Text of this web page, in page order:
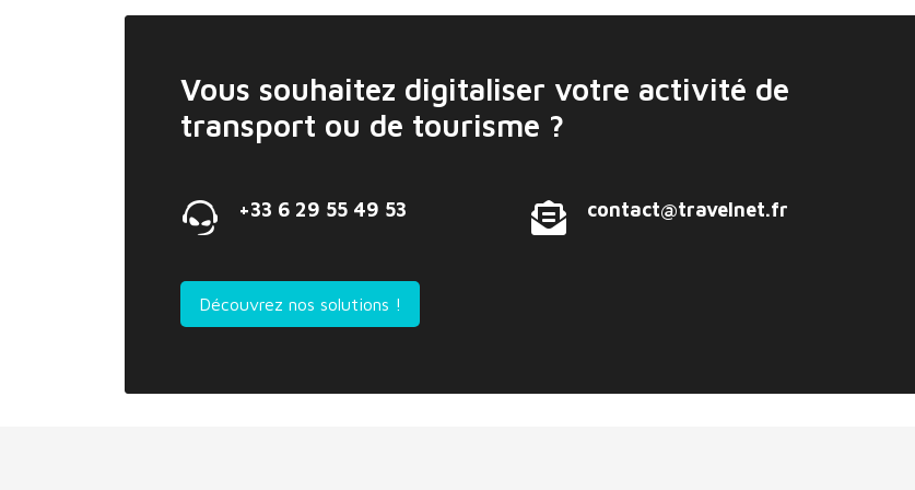
Vous souhaitez digitaliser votre activité de
transport ou de tourisme ?
+33 6 29 55 49 53 contact@travelnet.fr
Découvrez nos solutions !